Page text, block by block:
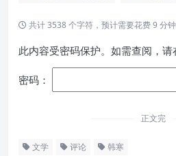
共计 3538 个字符，预计需要花费 9 分钟
此内容受密码保护。如需查阅，请
密码：
正文完
文学 评论 韩寒